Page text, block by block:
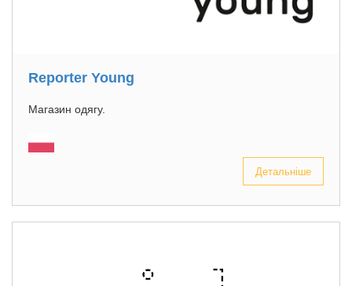
Reporter Young
Магазин одягу.
Детальніше